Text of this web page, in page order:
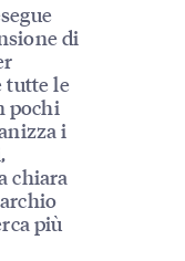
di
tutte le
pochi
i
chiara
più